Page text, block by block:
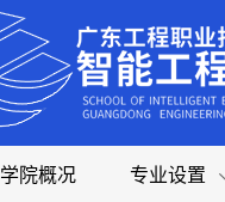
学院概况 专业设置